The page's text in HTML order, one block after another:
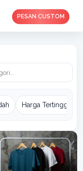
PESAN CUSTOM
Harga Tertinggi